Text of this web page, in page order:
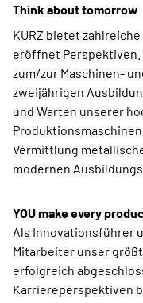
Think about tomorrow
KURZ bietet
eröffnet Perspektiven.
zum/zur Maschinen-
zweijährigen
und Warten unserer
Vermittlung
modernen
YOU make every
Als Innovationsführer
Mitarbeiter unser
erfolgreich
Karriereperspektiven